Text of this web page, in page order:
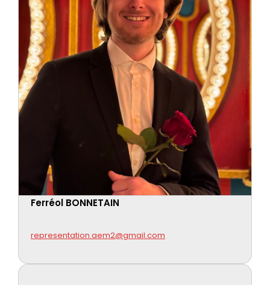
Ferréol BONNETAIN
representation.aem2@gmail.com